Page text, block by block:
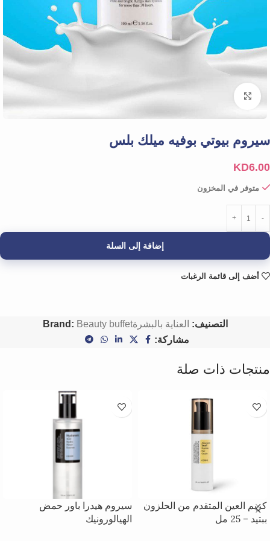
Click to enlarge
سيروم بيوتي بوفيه ميلك بلس
KD6.00
متوفر في المخزون
إضافة إلى السلة
أضف إلى قائمة الرغبات
التصنيف: العناية بالبشرة Brand: Beauty buffet
مشاركة:
منتجات ذات صلة
كريم العين المتقدم من الحلزون
ببتيد – 25 مل
سيروم هيدرا باور حمض
الهيالورونيك